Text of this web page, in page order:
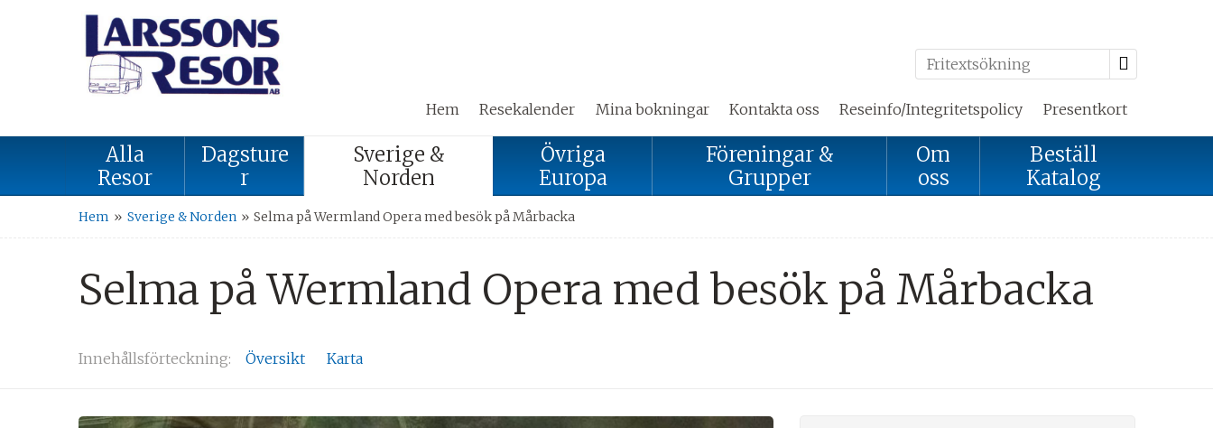
Hem Resekalender Mina bokningar Kontakta oss Reseinfo/Integritetspolicy Presentkort
Alla
Resor
Dagsture
r
Sverige &
Norden
Övriga
Europa
Föreningar &
Grupper
Om
oss
Beställ
Katalog
Hem » Sverige & Norden » Selma på Wermland Opera med besök på Mårbacka
Selma på Wermland Opera med besök på Mårbacka
Innehållsförteckning Översikt Karta